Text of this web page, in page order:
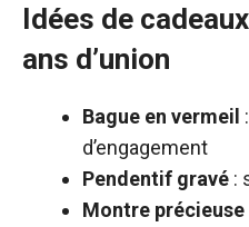
Idées de
ans d’union
Bague en vermeil
d’engagement
Pendentif gravé :
Montre précieuse